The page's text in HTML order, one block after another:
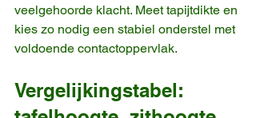
veelgehoorde klacht. Meet tapijtdikte en
kies zo nodig een stabiel onderstel met
voldoende contactoppervlak.
Vergelijkingstabel: